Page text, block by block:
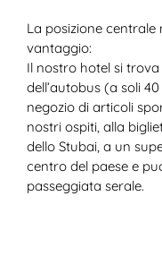
La posizione
vantaggio:
Il nostro hotel si
dell’autobus (a soli
negozio di articoli
nostri ospiti, alla
dello Stubai, a un
centro del paese e
passeggiata serale.